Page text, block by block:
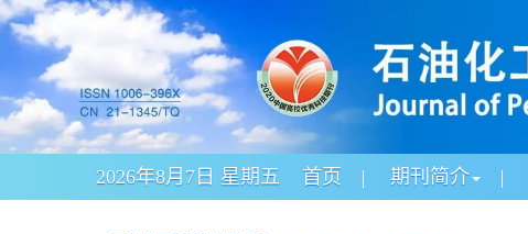
2026年8月7日 星期五 首页 期刊简介